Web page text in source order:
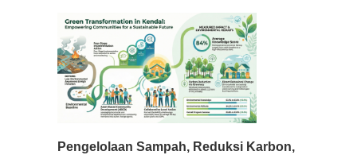
Pengelolaan Sampah, Reduksi Karbon,